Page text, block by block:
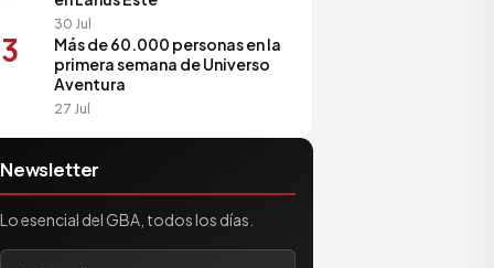
30 Jul
3
Más de 60.000 personas en la
primera semana de Universo
Aventura
27 Jul
Newsletter
Lo esencial del GBA, todos los días.
Tu correo electrónico